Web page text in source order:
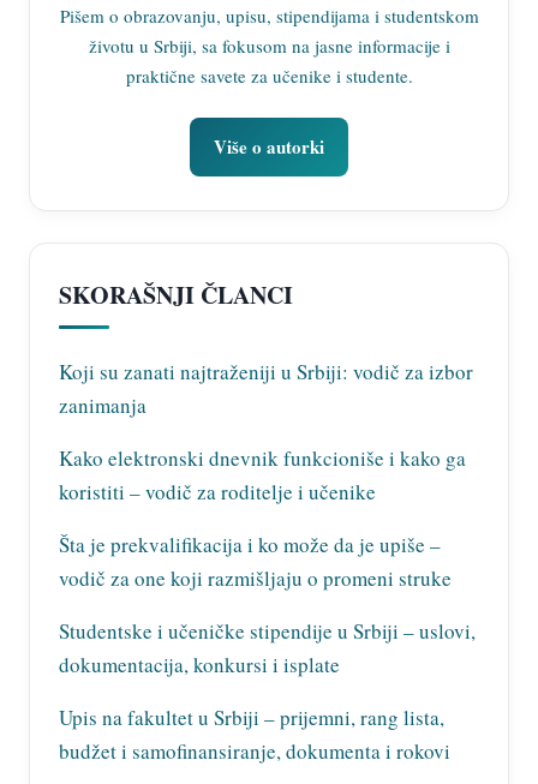
Pišem o obrazovanju, upisu, stipendijama i studentskom
životu u Srbiji, sa fokusom na jasne informacije i
praktične savete za učenike i studente.
Više o autorki
SKORAŠNJI ČLANCI
Koji su zanati najtraženiji u Srbiji: vodič za izbor
zanimanja
Kako elektronski dnevnik funkcioniše i kako ga
koristiti – vodič za roditelje i učenike
Šta je prekvalifikacija i ko može da je upiše –
vodič za one koji razmišljaju o promeni struke
Studentske i učeničke stipendije u Srbiji – uslovi,
dokumentacija, konkursi i isplate
Upis na fakultet u Srbiji – prijemni, rang lista,
budžet i samofinansiranje, dokumenta i rokovi